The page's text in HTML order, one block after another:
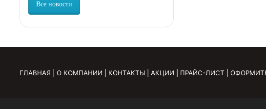
Все новости
ГЛАВНАЯ О КОМПАНИИ КОНТАКТЫ АКЦИИ ПРАЙС-ЛИСТ